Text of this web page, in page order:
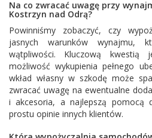
Na co zwracać uwagę przy
Kostrzyn nad Odrą?
Powinniśmy zobaczyć, czy
jasnych warunków wynajmu,
wątpliwości. Kluczową
możliwość wykupienia pełnego
wkład własny w szkodę może
zwracać uwagę na ewentualne
i akcesoria, a najlepszą pomocą
prostu opinie innych klientów.